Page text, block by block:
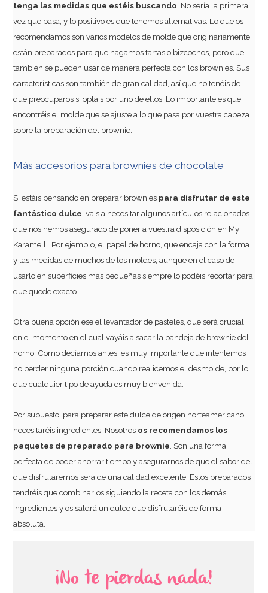
tenga las medidas que estéis buscando . No sería la primera
vez que pasa, y lo positivo es que tenemos alternativas. Lo que os
recomendamos son varios modelos de molde que originariamente
están preparados para que hagamos tartas o bizcochos, pero que
también se pueden usar de manera perfecta con los brownies. Sus
características son también de gran calidad, así que no tenéis de
qué preocuparos si optáis por uno de ellos. Lo importante es que
encontréis el molde que se ajuste a lo que pasa por vuestra cabeza
sobre la preparación del brownie.
Más accesorios para brownies de chocolate
Si estáis pensando en preparar brownies para disfrutar de este
fantástico dulce , vais a necesitar algunos artículos relacionados
que nos hemos asegurado de poner a vuestra disposición en My
Karamelli. Por ejemplo, el papel de horno, que encaja con la forma
y las medidas de muchos de los moldes, aunque en el caso de
usarlo en superficies más pequeñas siempre lo podéis recortar para
que quede exacto.
Otra buena opción ese el levantador de pasteles, que será crucial
en el momento en el cual vayáis a sacar la bandeja de brownie del
horno. Como decíamos antes, es muy importante que intentemos
no perder ninguna porción cuando realicemos el desmolde, por lo
que cualquier tipo de ayuda es muy bienvenida.
Por supuesto, para preparar este dulce de origen norteamericano,
necesitaréis ingredientes. Nosotros os recomendamos los
paquetes de preparado para brownie . Son una forma
perfecta de poder ahorrar tiempo y asegurarnos de que el sabor del
que disfrutaremos será de una calidad excelente. Estos preparados
tendréis que combinarlos siguiendo la receta con los demás
ingredientes y os saldrá un dulce que disfrutaréis de forma
absoluta.
¡No te pierdas nada!